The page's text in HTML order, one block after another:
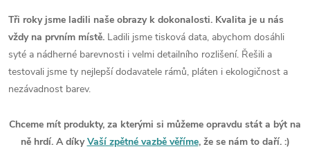
Tři roky jsme ladili naše obrazy k dokonalosti. Kvalita je u nás
vždy na prvním místě. Ladili jsme tisková data, abychom dosáhli
syté a nádherné barevnosti i velmi detailního rozlišení. Řešili a
testovali jsme ty nejlepší dodavatele rámů, pláten i ekologičnost a
nezávadnost barev.
Chceme mít produkty, za kterými si můžeme opravdu stát a být na
ně hrdí. A díkyVaší zpětné vazbě věříme, že se nám to daří. :)